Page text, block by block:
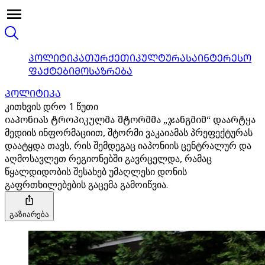
ᲞᲝᲚᲘᲢᲘᲙᲐᲗᲣᲠᲥᲔᲗᲘᲙᲣᲚᲢᲣᲠᲐᲡᲐᲘᲜᲢᲔᲠᲔᲡᲝ
ᲤᲐᲥᲢᲔᲑᲘᲛᲝᲡᲐᲖᲠᲔᲑᲐ
ᲞᲝᲚᲘᲢᲘᲙᲐ
კითხვის დრო 1 წუთი
იაპონიას ტროპიკულმა შტორმმა „ჯანგმიმ“ დაარტყა
მედიის ინფორმაციით, შტორმი ვაკაიამას პრეფექტურას
დაატყდა თავს, რის შემდეგაც იაპონიის ცენტრალურ და
აღმოსავლეთ რეგიონებში გავრცელდა, რამაც
წყალდიდობის შესახებ უმაღლესი დონის
გაფრთხილებების გაცემა გამოიწვია.
გაზიარება